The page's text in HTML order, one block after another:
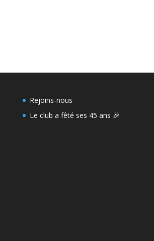
Rejoins-nous
Le club a fêté ses 45 ans 🎉